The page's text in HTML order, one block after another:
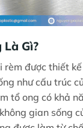
Là Gì?
được thiết
như cấu trúc
tổ ong có khả
gian sống